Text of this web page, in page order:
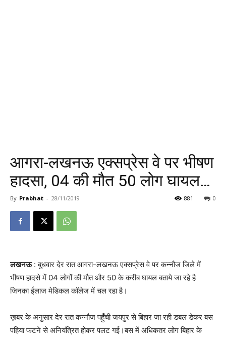
आगरा-लखनऊ एक्सप्रेस वे पर भीषण
हादसा, 04 की मौत 50 लोग घायल…
By Prabhat - 28/11/2019 0
881
लखनऊ: बुधवार देर रात आगरा-लखनऊ एक्सप्रेस वे पर कन्नौज जिले में
भीषण हादसे में 04 लोगों की मौत और 50 के करीब घायल बताये जा रहे है
जिनका ईलाज मेडिकल कॉलेज में चल रहा है।
ख़बर के अनुसार देर रात कन्नौज पहुँची जयपुर से बिहार जा रही डबल डेकर बस
पहिया फटने से अनियंत्रित होकर पलट गई।बस में अधिकतर लोग बिहार के